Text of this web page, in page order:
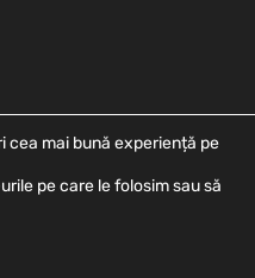
cea mai bună experiență pe
pe care le folosim sau să